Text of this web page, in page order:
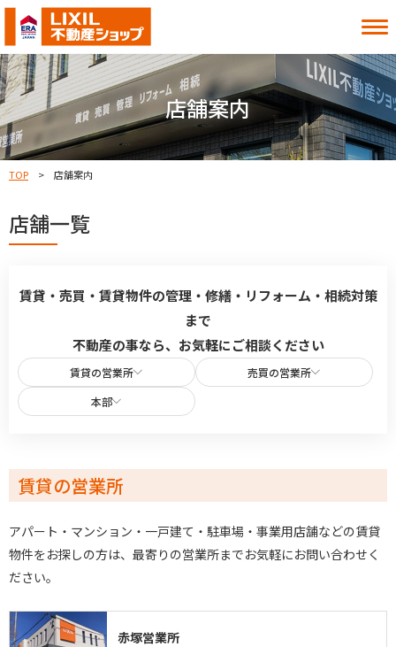
借りたい
買いたい
貸したい
入居者様へ
会社情報
お近くの店舗を探す
店舗案内
TOP 店舗案内
店舗一覧
賃貸・売買・賃貸物件の管理・修繕・リフォーム・相続対策
まで
不動産の事なら、お気軽にご相談ください
賃貸の営業所
売買の営業所
本部
賃貸の営業所
アパート・マンション・一戸建て・駐車場・事業用店舗などの賃貸
物件をお探しの方は、最寄りの営業所までお気軽にお問い合わせく
ださい。
赤塚営業所